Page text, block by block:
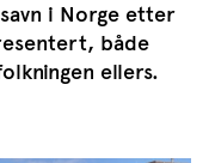
i Norge etter
både
ellers.